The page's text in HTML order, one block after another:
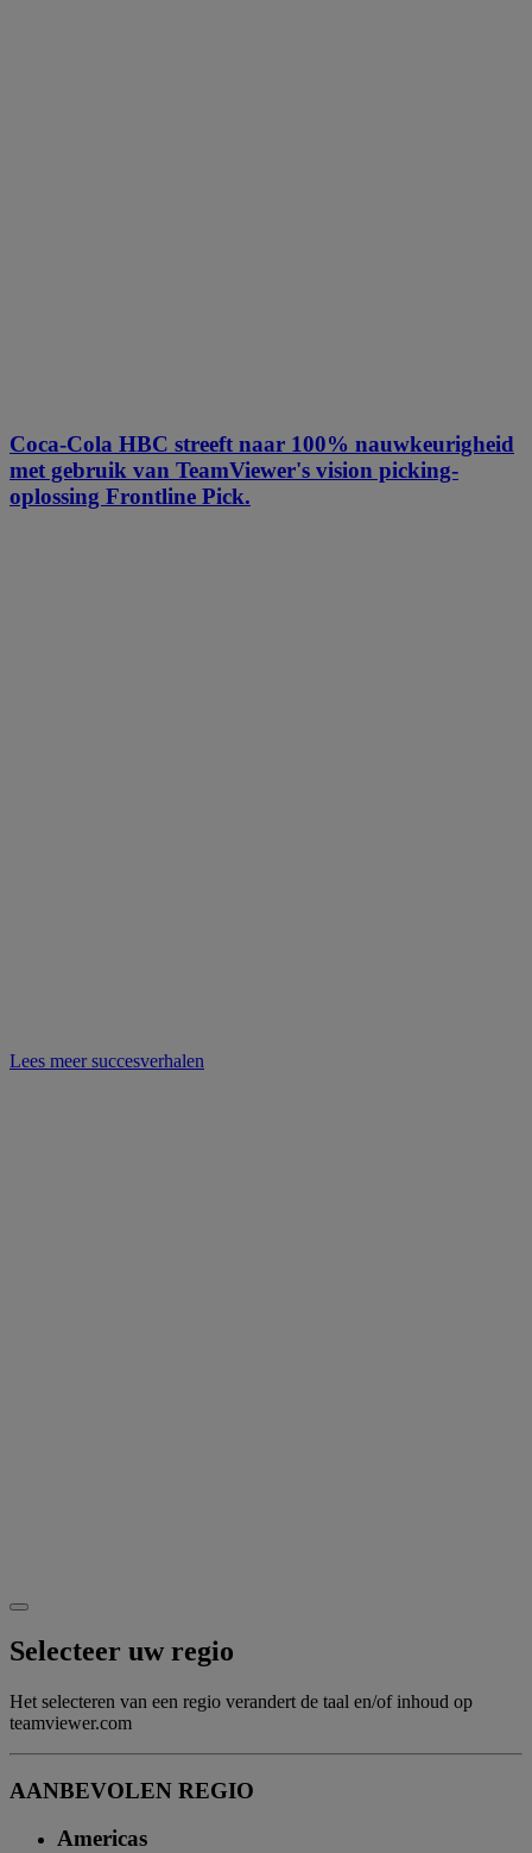
Coca-Cola HBC streeft naar 100% nauwkeurigheid
met gebruik van TeamViewer's vision picking-
oplossing Frontline Pick.
Lees meer succesverhalen
Selecteer uw regio
Het selecteren van een regio verandert de taal en/of inhoud op
teamviewer.com
AANBEVOLEN REGIO
Americas